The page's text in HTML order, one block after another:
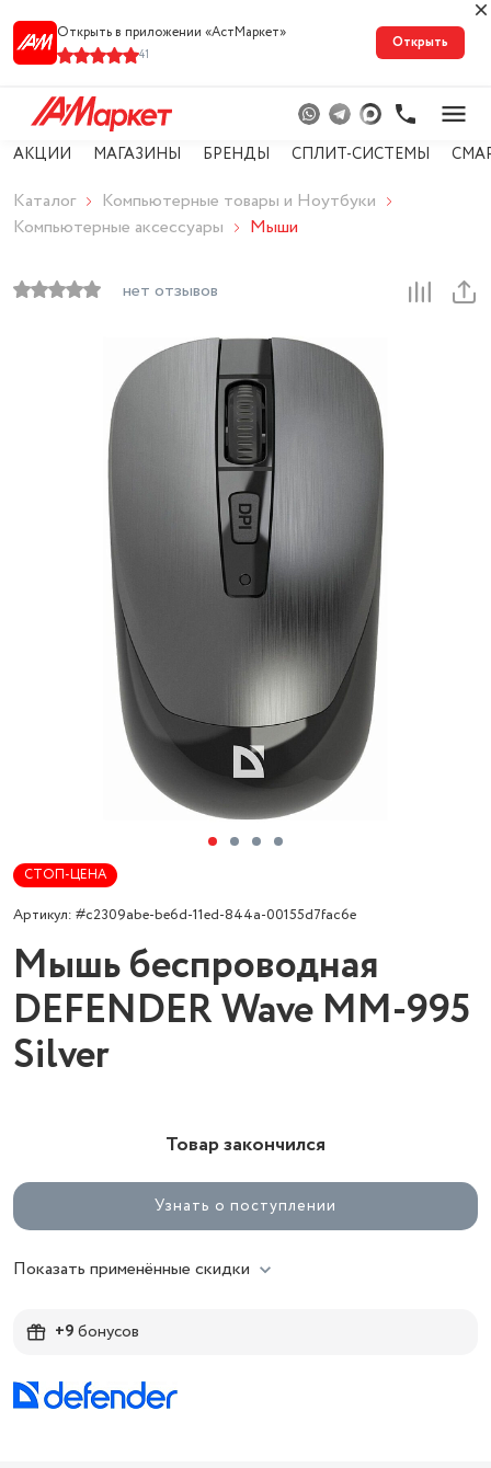
Открыть в приложении «АстМарке‪т‬»
41
Открыть
АКЦИИ МАГАЗИНЫ БРЕНДЫ СПЛИТ-СИСТЕМЫ
Каталог
Компьютерные товары и Ноутбуки
Компьютерные аксессуары
Мыши
нет отзывов
СТОП-ЦЕНА
Артикул: #c2309abe-be6d-11ed-844a-00155d7fac6e
Мышь беспроводная
DEFENDER Wave MM-995
Silver
Товар закончился
Узнать о поступлении
Показать применённые скидки
+9бонусов